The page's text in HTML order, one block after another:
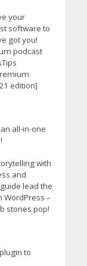
your
software to
got you!
podcast
edition]
all-in-one
with
and
lead the
WordPress –
stories pop!
to